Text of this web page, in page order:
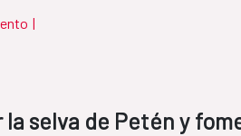
|
selva de Petén y